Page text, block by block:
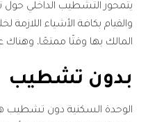
يتمحور التشطيب الداخلي حول
والقيام بكافة الأشياء
المالك بها وقتًا ممتعًا،
بدون تشطيب
الوحدة السكنية دون تشطيب